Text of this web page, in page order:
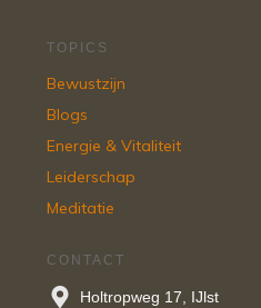
TOPICS
Bewustzijn
Blogs
Energie & Vitaliteit
Leiderschap
Meditatie
CONTACT
Holtropweg 17, IJlst